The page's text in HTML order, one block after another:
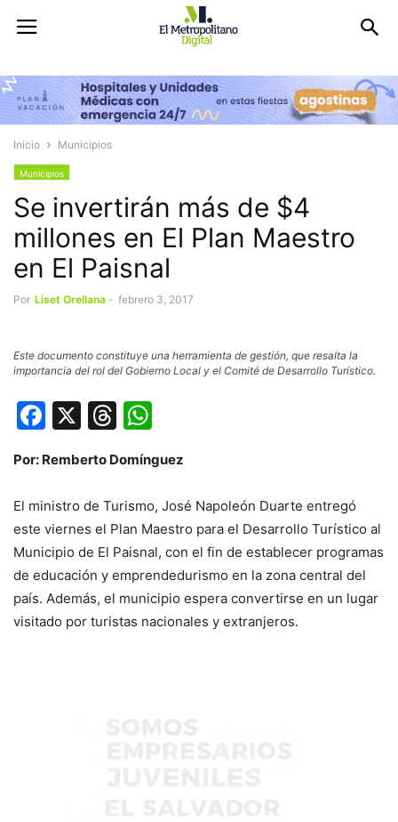
Inicio Municipios
Municipios
Se invertirán más de $4
millones en El Plan Maestro
en El Paisnal
Por Liset Orellana - febrero 3, 2017
Este documento constituye una herramienta de gestión, que resalta la
importancia del rol del Gobierno Local y el Comité de Desarrollo Turístico.
Facebook
X Threads
Por: Remberto Domínguez
El ministro de Turismo, José Napoleón Duarte entregó
este viernes el Plan Maestro para el Desarrollo Turístico al
Municipio de El Paisnal, con el fin de establecer programas
de educación y emprendedurismo en la zona central del
país. Además, el municipio espera convertirse en un lugar
visitado por turistas nacionales y extranjeros.